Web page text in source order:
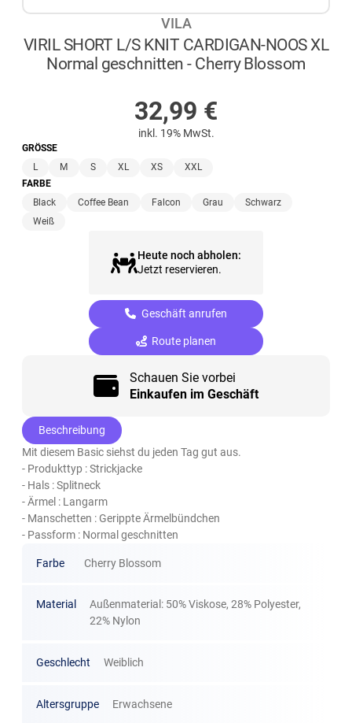
VILA
VIRIL SHORT L/S KNIT CARDIGAN-NOOS XL
Normal geschnitten - Cherry Blossom
32,99 €
inkl. 19% MwSt.
GRÖSSE
L
M S XL XS
XXL
FARBE
Black
Coffee Bean Falcon Grau
Schwarz
Weiß
Heute noch abholen:
Jetzt reservieren.
Geschäft anrufen
Route planen
Schauen Sie vorbei
Einkaufen im Geschäft
Beschreibung
Mit diesem Basic siehst du jeden Tag gut aus.
- Produkttyp : Strickjacke
- Hals : Splitneck
- Ärmel : Langarm
- Manschetten : Gerippte Ärmelbündchen
- Passform : Normal geschnitten
Farbe Cherry Blossom
Material
Außenmaterial: 50% Viskose, 28% Polyester,
22% Nylon
Geschlecht Weiblich
Altersgruppe Erwachsene